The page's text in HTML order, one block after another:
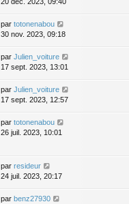
par totonenabou
30 nov. 2023, 09:18
par Julien_voiture
17 sept. 2023, 13:01
par Julien_voiture
17 sept. 2023, 12:57
par totonenabou
26 juil. 2023, 10:01
par resideur
24 juil. 2023, 20:17
par benz27930